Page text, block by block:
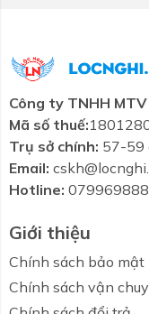
Công ty TNHH
Mã số thuế:
Trụ sở chính: 57-59
Email:
Hotline:
Giới thiệu
Chính sách bảo mật
Chính sách vận